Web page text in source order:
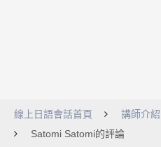
線上日語會話首頁 講師介紹
Satomi Satomi的評論